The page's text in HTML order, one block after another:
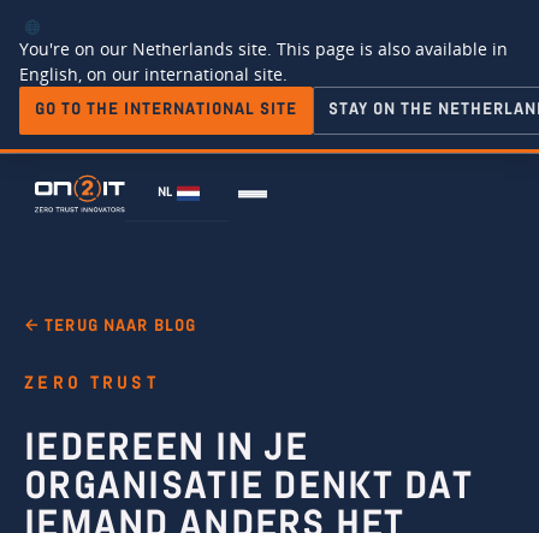
You're on our Netherlands site. This page is also available in
English, on our international site.
GO TO THE INTERNATIONAL SITE STAY ON THE
NL
← TERUG NAAR BLOG
ZERO TRUST
IEDEREEN IN JE
ORGANISATIE DENKT DAT